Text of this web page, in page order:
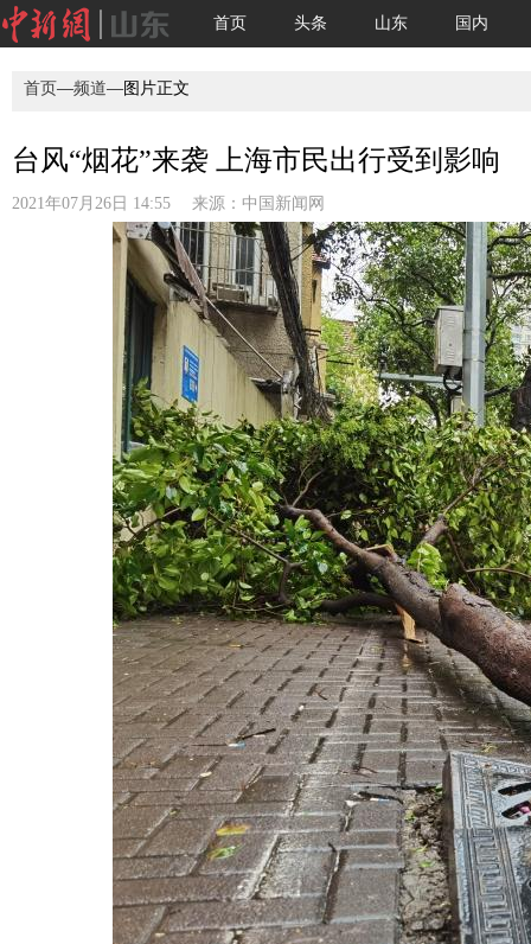
首页 头条 山东 国内
首页—频道—图片正文
台风“烟花”来袭 上海市民出行受到影响
2021年07月26日 14:55 来源： 中国新闻网